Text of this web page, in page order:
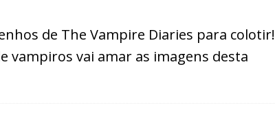
de The Vampire Diaries para colotir!
vampiros vai amar as imagens desta